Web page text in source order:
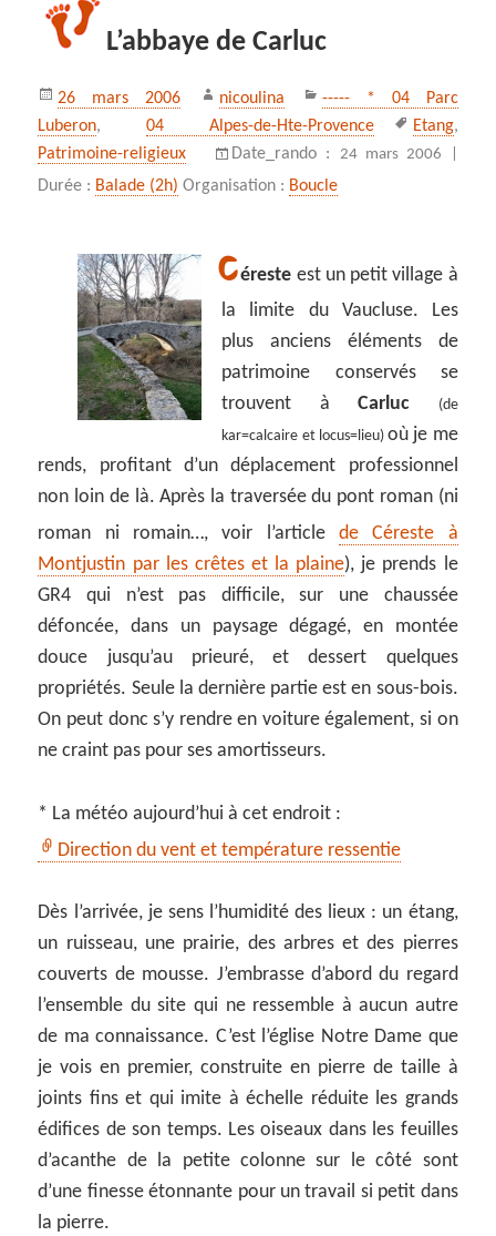
L’abbaye de Carluc
Publié
le
26 mars 2006 Auteur
nicoulina Catégories
----- * 04 Parc
Luberon,04 Alpes-de-Hte-Provence
Mots-
clés
Etang,
Patrimoine-religieux
Date_rando : 24 mars 2006 |
Durée : Balade (2h) Organisation : Boucle
Céreste est un petit village à
la limite du Vaucluse. Les
plus anciens éléments de
patrimoine conservés se
trouvent àCarluc
(de
kar=calcaire et locus=lieu)où je me
rends, profitant d’un déplacement professionnel
non loin de là. Après la traversée du pont roman (ni
roman ni romain…, voir l’article de Céreste à
Montjustin par les crêtes et la plaine), je prends le
GR4 qui n’est pas difficile, sur une chaussée
défoncée, dans un paysage dégagé, en montée
douce jusqu’au prieuré, et dessert quelques
propriétés. Seule la dernière partie est en sous-bois.
On peut donc s’y rendre en voiture également, si on
ne craint pas pour ses amortisseurs.
* La météo aujourd’hui à cet endroit :
Direction du vent et température ressentie
Dès l’arrivée, je sens l’humidité des lieux : un étang,
un ruisseau, une prairie, des arbres et des pierres
couverts de mousse. J’embrasse d’abord du regard
l’ensemble du site qui ne ressemble à aucun autre
de ma connaissance. C’est l’église Notre Dame que
je vois en premier, construite en pierre de taille à
joints fins et qui imite à échelle réduite les grands
édifices de son temps. Les oiseaux dans les feuilles
d’acanthe de la petite colonne sur le côté sont
d’une finesse étonnante pour un travail si petit dans
la pierre.